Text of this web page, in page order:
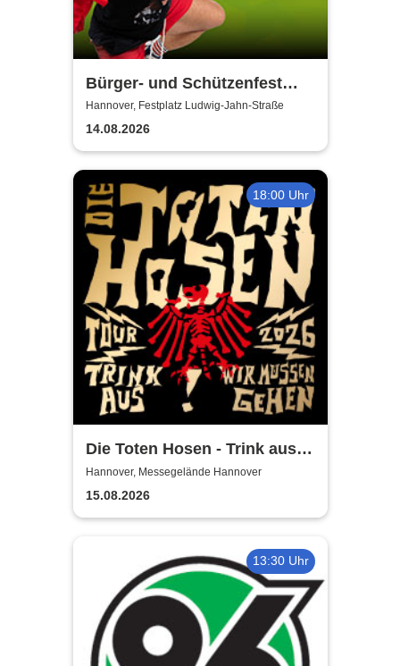
Bürger- und Schützenfest
Misburg
Hannover, Festplatz Ludwig-Jahn-Straße
14.08.2026
18:00 Uhr
Die Toten Hosen - Trink aus!
Wir müssen gehen - Tour
2026
Hannover, Messegelände Hannover
15.08.2026
13:30 Uhr